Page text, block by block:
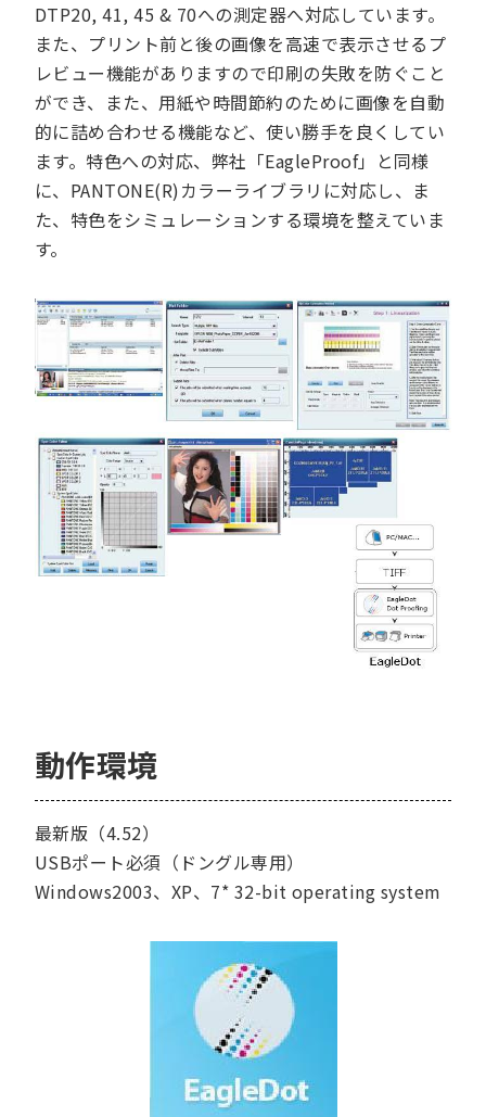
DTP20, 41, 45 & 70への測定器へ対応しています。
また、プリント前と後の画像を高速で表示させるプ
レビュー機能がありますので印刷の失敗を防ぐこと
ができ、また、用紙や時間節約のために画像を自動
的に詰め合わせる機能など、使い勝手を良くしてい
ます。特色への対応、弊社「EagleProof」と同様
に、PANTONE(R)カラーライブラリに対応し、ま
た、特色をシミュレーションする環境を整えていま
す。
動作環境
最新版（4.52）
USBポート必須（ドングル専用）
Windows2003、XP、7* 32-bit operating system